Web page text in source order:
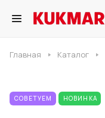
Главная Каталог
СОВЕТУЕМ НОВИНКА